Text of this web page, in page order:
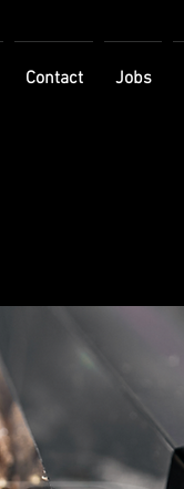
Contact Jobs